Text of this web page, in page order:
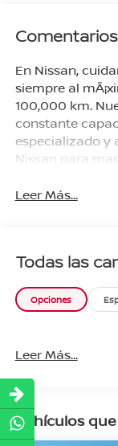
En Nissan,
siempre al
100,000 km.
constante
especializado y
Nissan para
Leer Más...
Todas las
Opciones
Leer Más...
Vehículos